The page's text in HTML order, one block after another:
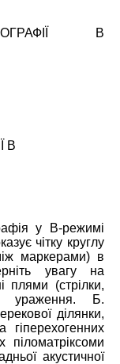
у В-режимі
чітку круглу
маркерами) в
увагу на
плями (стрілки,
ураження. Б.
ділянки,
гіперехогенних
акустичної